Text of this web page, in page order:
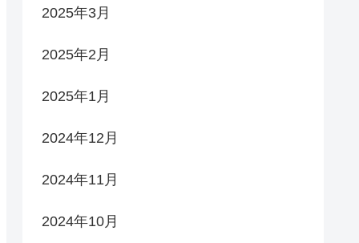
2025年3月
2025年2月
2025年1月
2024年12月
2024年11月
2024年10月